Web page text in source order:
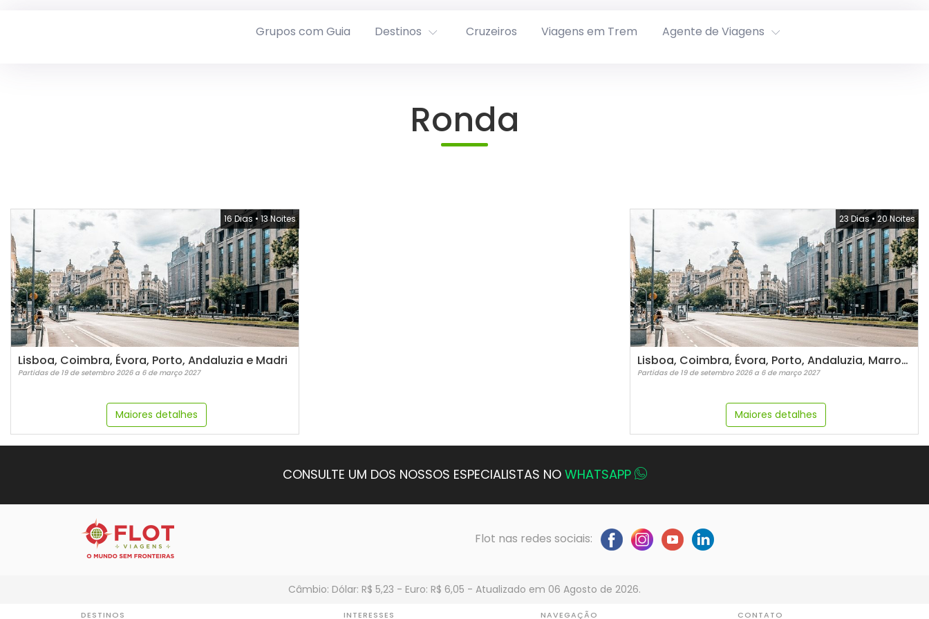
Grupos com Guia Destinos Cruzeiros Viagens em Trem Agente de Viagens
Ronda
16 Dias • 13 Noites
Lisboa, Coimbra, Évora, Porto, Andaluzia e Madri
Partidas de 19 de setembro 2026 a 6 de março 2027
Maiores detalhes
23 Dias • 20 Noites
Lisboa, Coimbra, Évora, Porto, Andaluzia, Marrocos e Madri - 21 dias
Partidas de 19 de setembro 2026 a 6 de março 2027
Maiores detalhes
CONSULTE UM DOS NOSSOS ESPECIALISTAS NO WHATSAPP
Flot nas redes sociais:
Câmbio: Dólar: R$ 5,23 - Euro: R$ 6,05 - Atualizado em 06 Agosto de 2026.
DESTINOS INTERESSES NAVEGAÇÃO CONTATO